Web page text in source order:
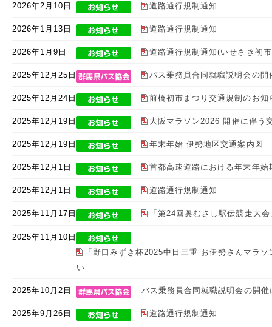
2026年2月10日 道路通行規制通知
2026年1月13日 道路通行規制通知
2026年1月9日 道路通行規制通知(いせさき初
2025年12月25日 バス乗務員合同就職説明会の
2025年12月24日 前橋初市まつり交通規制のお知
2025年12月19日 大阪マラソン2026 開催に伴う
2025年12月19日 年末年始 伊勢地区交通案内図
2025年12月1日 首都高速道路における年末年
2025年12月1日 道路通行規制通知
2025年11月17日 「第24回奥むさし駅伝競走大
2025年11月10日
「野口みずき杯2025中日三重 お伊勢さんマラ
い
2025年10月2日 バス乗務員合同就職説明会の開
2025年9月26日 道路通行規制通知